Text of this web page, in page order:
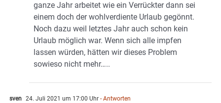
ganze Jahr arbeitet wie ein Verrückter dann sei
einem doch der wohlverdiente Urlaub gegönnt.
Noch dazu weil letztes Jahr auch schon kein
Urlaub möglich war. Wenn sich alle impfen
lassen würden, hätten wir dieses Problem
sowieso nicht mehr…..
sven 24. Juli 2021 um 17:00 Uhr - Antworten